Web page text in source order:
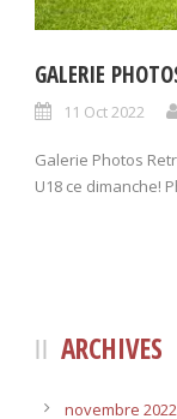
GALERIE
11 Oct 2022
Galerie Photos
U18 ce dimanche!
ARCHIVES
novembre 2022